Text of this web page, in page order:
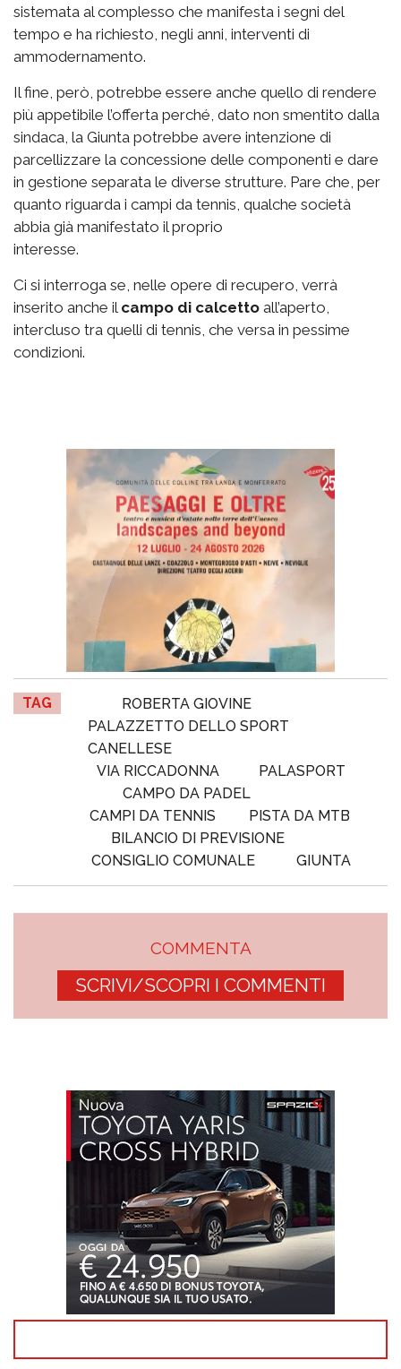
sistemata al complesso che manifesta i segni del
tempo e ha richiesto, negli anni, interventi di
ammodernamento.
Il fine, però, potrebbe essere anche quello di rendere
più appetibile l’offerta perché, dato non smentito dalla
sindaca, la Giunta potrebbe avere intenzione di
parcellizzare la concessione delle componenti e dare
in gestione separata le diverse strutture. Pare che, per
quanto riguarda i campi da tennis, qualche società
abbia già manifestato il proprio
interesse.
Ci si interroga se, nelle opere di recupero, verrà
inserito anche il campo di calcetto all’aperto,
intercluso tra quelli di tennis, che versa in pessime
condizioni.
TAG
ROBERTA GIOVINE
PALAZZETTO DELLO SPORT
CANELLESE
VIA RICCADONNA
PALASPORT
CAMPO DA PADEL
CAMPI DA TENNIS
PISTA DA MTB
BILANCIO DI PREVISIONE
CONSIGLIO COMUNALE
GIUNTA
COMMENTA
SCRIVI/SCOPRI I COMMENTI